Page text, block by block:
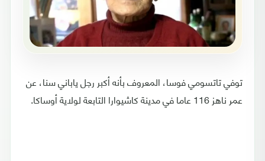
توفي تاتسومي فوسا، المعروف بأنه أكبر رجل ياباني سنا، عن
عمر ناهز 116 عاما في مدينة كاشيوارا التابعة لولاية أوساكا.